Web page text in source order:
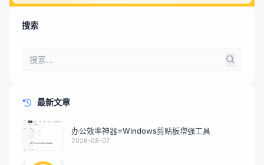
搜索
最新文章
办公效率神器⭐Windows剪贴板增强工具
2026-08-07